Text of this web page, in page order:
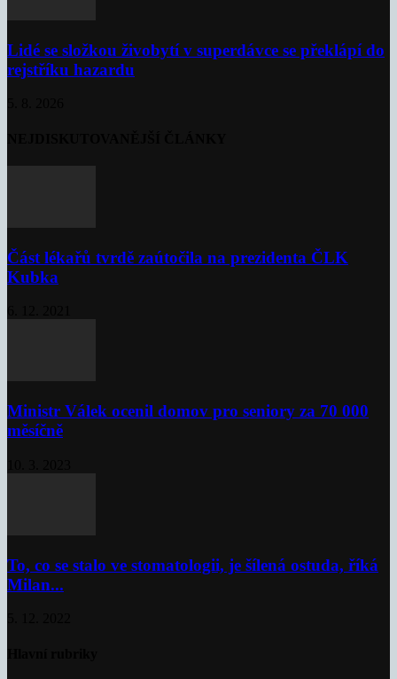
Lidé se složkou živobytí v superdávce se překlápí do
rejstříku hazardu
Část lékařů tvrdě zaútočila na prezidenta ČLK
Kubka
Ministr Válek ocenil domov pro seniory za 70 000
měsíčně
To, co se stalo ve stomatologii, je šílená ostuda, říká
Milan...